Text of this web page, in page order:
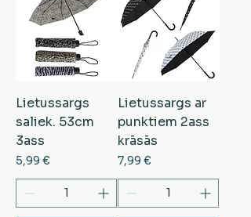
Lietussargs
saliek. 53cm
3ass
Cena
5,99 €
Lietussargs ar
punktiem 2ass
krāsās
Cena
7,99 €